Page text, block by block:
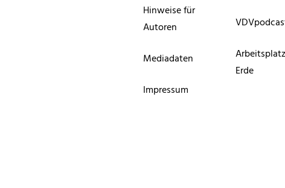
Hinweise für
Autoren
Mediadaten
Impressum
Erde